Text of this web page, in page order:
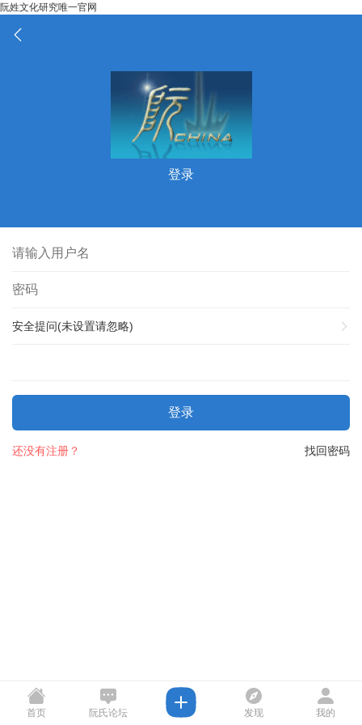
阮姓文化研究唯一官网
登录
安全提问(未设置请忽略)
登录
找回密码
还没有注册？
首页 阮氏论坛 发现 我的